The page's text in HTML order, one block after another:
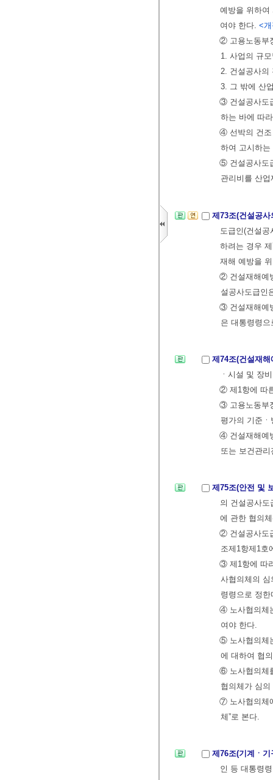
예방을 위하여
여야 한다. <
② 고용노동부
1. 사업의 규
2. 건설공사의
3. 그 밖에 산
③ 건설공사도
하는 바에 따
④ 선박의 건조
하여 고시하
⑤ 건설공사도
관리비를 산
제73조(건설공
도급인(건설
하려는 경우
재해 예방을
② 건설재해예
설공사도급인
③ 건설재해예
은 대통령령
제74조(건설재
ㆍ시설 및 장
② 제1항에 따
③ 고용노동부
평가의 기준
④ 건설재해예
또는 보건관리
제75조(안전 및
의 건설공사
에 관한 협의
② 건설공사도
조제1항제1호
③ 제1항에 따
사협의체의
령령으로 정한
④ 노사협의체
여야 한다.
⑤ 노사협의체
에 대하여 협
⑥ 노사협의체
협의체가 심
⑦ 노사협의체
체”로 본다.
제76조(기계ㆍ
인 등 대통령